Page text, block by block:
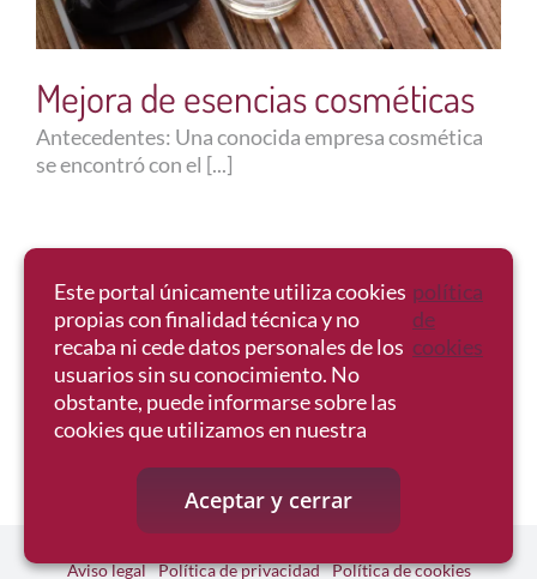
Mejora de esencias cosméticas
Antecedentes: Una conocida empresa cosmética
se encontró con el [...]
Aviso legal Política de privacidad Política de cookies
Este portal únicamente utiliza cookies
propias con finalidad técnica y no
recaba ni cede datos personales de los
usuarios sin su conocimiento. No
obstante, puede informarse sobre las
cookies que utilizamos en nuestra
política
de
cookies
Aceptar y cerrar